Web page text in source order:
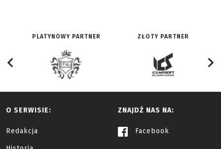
PLATYNOWY PARTNER ZŁOTY PARTNER
O SERWISIE:
Redakcja
ZNAJDŹ NAS NA:
Facebook